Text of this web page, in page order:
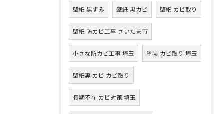
壁紙 黒ずみ 壁紙 黒カビ 壁紙 カビ取り
壁紙 防カビ工事 さいたま市
小さな防カビ工事 埼玉 塗装 カビ取り 埼玉
壁紙裏 カビ カビ取り
長期不在 カビ対策 埼玉